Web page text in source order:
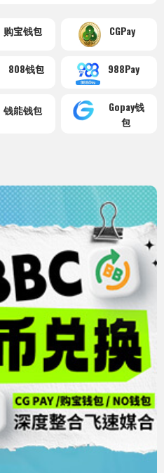
购宝钱包 CGPay
808钱包 988Pay
钱能钱包
Gopay钱
包